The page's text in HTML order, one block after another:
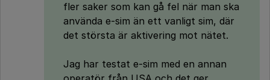
fler saker som kan gå fel när man ska
använda e-sim än ett vanligt sim, där
det största är aktivering mot nätet.
Jag har testat e-sim med en annan